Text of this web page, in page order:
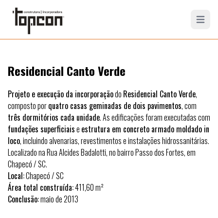
Open
Residencial Canto Verde
Projeto e execução da incorporaçãodo Residencial Canto Verde,
composto porquatro casas geminadas de dois pavimentos, com
três dormitórios cada unidade. As edificações foram executadas com
fundações superficiaise estrutura em concreto armado moldado in
loco, incluindo alvenarias, revestimentos e instalações hidrossanitárias.
Localizado na Rua Alcides Badalotti, no bairro Passo dos Fortes, em
Chapecó / SC.
Local:Chapecó / SC
Área total construída:411,60 m²
Conclusão:maio de 2013